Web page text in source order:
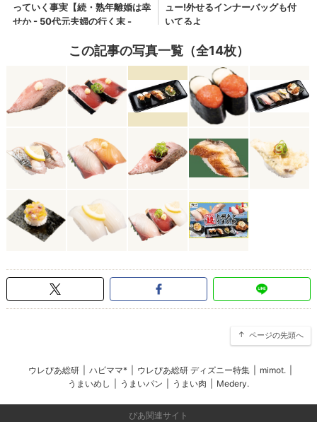
この記事の写真一覧（全14枚）
ページの先頭へ
ウレぴあ総研 ハピママ* ウレぴあ総研 ディズニー特集 mimot.
うまいめし
うまいパン うまい肉 Medery.
ぴあ関連サイト